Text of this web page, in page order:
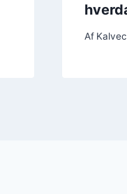
Af